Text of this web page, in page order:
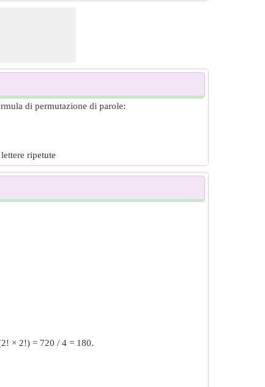
di permutazione di parole:
ripetute
× 2!) = 720 / 4 = 180.